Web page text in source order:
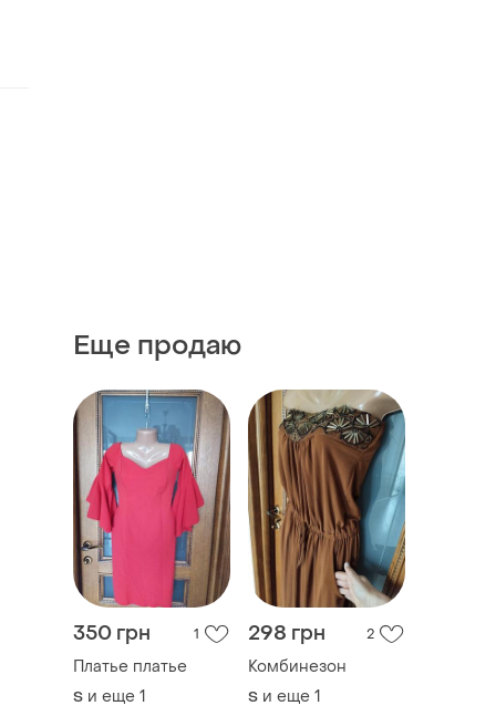
Еще продаю
350 грн 1
Платье платье
S и еще 1
298 грн 2
Комбинезон
S и еще 1